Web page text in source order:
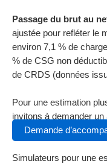
Passage du brut au
ajustée pour refléter le
environ 7,1 % de
% de CSG non
de CRDS (données
Pour une estimation
invitons à demander
Demande
Simulateurs pour une